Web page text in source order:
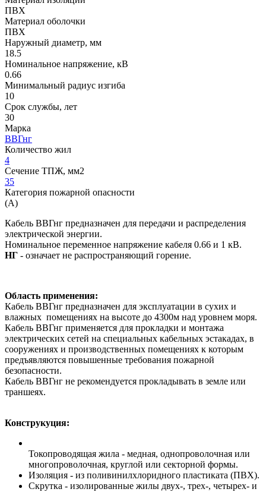
ПВХ
Материал оболочки
ПВХ
Наружный диаметр, мм
18.5
Номинальное напряжение, кВ
0.66
Минимальный радиус изгиба
10
Срок службы, лет
30
Марка
ВВГнг
Количество жил
4
Сечение ТПЖ, мм2
35
Категория пожарной опасности
(A)
Кабель ВВГнг предназначен для передачи и распределения
электрической энергии.
Номинальное переменное напряжение кабеля 0.66 и 1 кВ.
НГ - означает не распространяющий горение.
Область применения:
Кабель ВВГнг предназначен для эксплуатации в сухих и
влажных помещениях на высоте до 4300м над уровнем моря.
Кабель ВВГнг применяется для прокладки и монтажа
электрических сетей на специальных кабельных эстакадах, в
сооружениях и производственных помещениях к которым
предъявляются повышенные требования пожарной
безопасности.
Кабель ВВГнг не рекомендуется прокладывать в земле или
траншеях.
Конструкуция:
Токопроводящая жила - медная, однопроволочная или
многопроволочная, круглой или секторной формы.
Изоляция - из поливинилхлоридного пластиката (ПВХ).
Скрутка - изолированные жилы двух-, трех-, четырех- и